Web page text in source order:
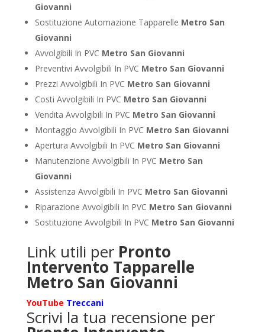
Giovanni
Sostituzione Automazione Tapparelle Metro San
Giovanni
Avvolgibili In PVC Metro San Giovanni
Preventivi Avvolgibili In PVC Metro San Giovanni
Prezzi Avvolgibili In PVC Metro San Giovanni
Costi Avvolgibili In PVC Metro San Giovanni
Vendita Avvolgibili In PVC Metro San Giovanni
Montaggio Avvolgibili In PVC Metro San Giovanni
Apertura Avvolgibili In PVC Metro San Giovanni
Manutenzione Avvolgibili In PVC Metro San
Giovanni
Assistenza Avvolgibili In PVC Metro San Giovanni
Riparazione Avvolgibili In PVC Metro San Giovanni
Sostituzione Avvolgibili In PVC Metro San Giovanni
Link utili per Pronto
Intervento Tapparelle
Metro San Giovanni
YouTube Treccani
Scrivi la tua recensione per